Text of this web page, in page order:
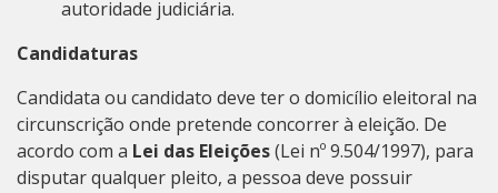
autoridade judiciária.
Candidaturas
Candidata ou candidato deve ter o domicílio eleitoral na
circunscrição onde pretende concorrer à eleição. De
acordo com a Lei das Eleições(Lei nº 9.504/1997), para
disputar qualquer pleito, a pessoa deve possuir